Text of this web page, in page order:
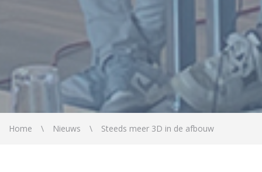
Home Nieuws Steeds meer 3D in de afbouw